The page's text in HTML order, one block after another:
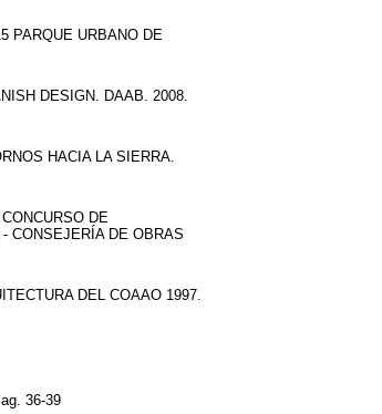
PARQUE URBANO DE
DESIGN. DAAB. 2008.
HACIA LA SIERRA.
DE
CONSEJERÍA DE OBRAS
DEL COAAO 1997.
36-39